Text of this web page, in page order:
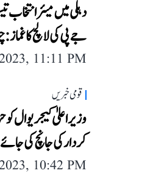
دہلی میں میئر انتخاب
جے پی کی لالچ کا
11:11 PM
قومی خبریں
وزیر اعلیٰ کیجریوال
کردار کی جانچ کی
10:42 PM